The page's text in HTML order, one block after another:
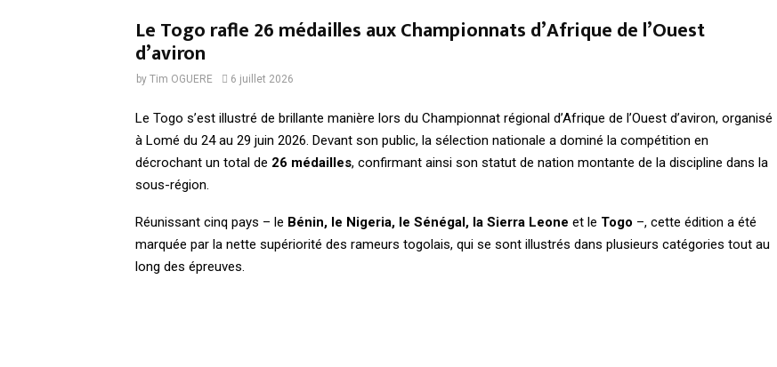
Le Togo rafle 26 médailles aux Championnats d’Afrique de l’Ouest
d’aviron
by Tim OGUERE 6 juillet 2026
Le Togo s’est illustré de brillante manière lors du Championnat régional d’Afrique de l’Ouest d’aviron, organisé
à Lomé du 24 au 29 juin 2026. Devant son public, la sélection nationale a dominé la compétition en
décrochant un total de 26 médailles, confirmant ainsi son statut de nation montante de la discipline dans la
sous-région.
Réunissant cinq pays – le Bénin, le Nigeria, le Sénégal, la Sierra Leone et le Togo –, cette édition a été
marquée par la nette supériorité des rameurs togolais, qui se sont illustrés dans plusieurs catégories tout au
long des épreuves.